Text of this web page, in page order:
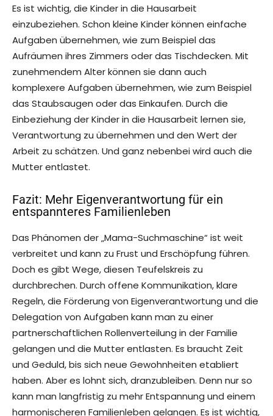
Es ist wichtig, die Kinder in die Hausarbeit
einzubeziehen. Schon kleine Kinder können einfache
Aufgaben übernehmen, wie zum Beispiel das
Aufräumen ihres Zimmers oder das Tischdecken. Mit
zunehmendem Alter können sie dann auch
komplexere Aufgaben übernehmen, wie zum Beispiel
das Staubsaugen oder das Einkaufen. Durch die
Einbeziehung der Kinder in die Hausarbeit lernen sie,
Verantwortung zu übernehmen und den Wert der
Arbeit zu schätzen. Und ganz nebenbei wird auch die
Mutter entlastet.
Fazit: Mehr Eigenverantwortung für ein
entspannteres Familienleben
Das Phänomen der „Mama-Suchmaschine“ ist weit
verbreitet und kann zu Frust und Erschöpfung führen.
Doch es gibt Wege, diesen Teufelskreis zu
durchbrechen. Durch offene Kommunikation, klare
Regeln, die Förderung von Eigenverantwortung und die
Delegation von Aufgaben kann man zu einer
partnerschaftlichen Rollenverteilung in der Familie
gelangen und die Mutter entlasten. Es braucht Zeit
und Geduld, bis sich neue Gewohnheiten etabliert
haben. Aber es lohnt sich, dranzubleiben. Denn nur so
kann man langfristig zu mehr Entspannung und einem
harmonischeren Familienleben gelangen. Es ist wichtig,